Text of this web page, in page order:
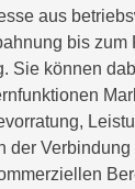
aus
bis zum
Sie können
der Verbindung